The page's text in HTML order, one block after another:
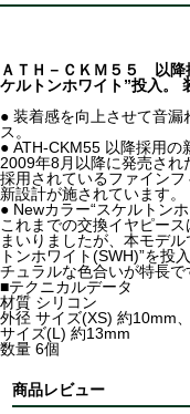
ＡＴＨ－ＣＫＭ５５ 以降
ケルトンホワイト”投入。
● 装着感を向上させて音
ス。
● ATH-CKM55 以降採用の
2009年8月以降に発売され
採用されているファイン
新設計が施されています。
● Newカラー“スケルトンホ
これまでの交換イヤピー
まいりましたが、本モデ
トンホワイト(SWH)”を投
チュラルな色合いが特長で
■テクニカルデータ
材質 シリコン
外径 サイズ(XS) 約10mm
サイズ(L) 約13mm
数量 6個
商品レビュー